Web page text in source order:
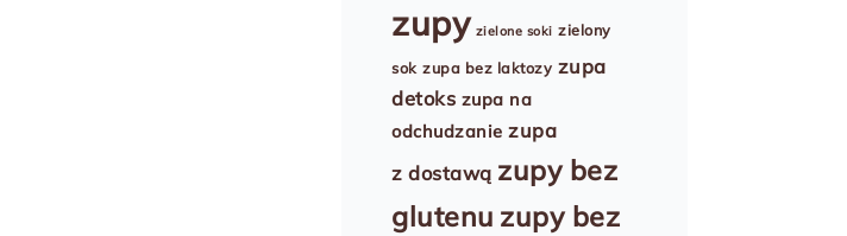
zupy zielone soki zielony
sok zupa bez laktozy zupa
detoks zupa na
odchudzanie zupa
z dostawą zupy bez
glutenu zupy bez